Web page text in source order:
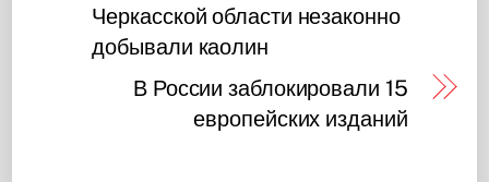
Черкасской области незаконно
добывали каолин
В России заблокировали 15
европейских изданий